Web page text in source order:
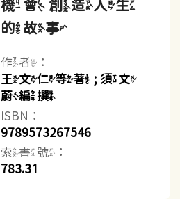
機會 創造人生
的故事
作者：
王文仁等著 ; 須文
蔚編撰
ISBN：
9789573267546
索書號：
783.31